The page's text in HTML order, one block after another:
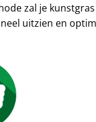
zal je
uitzien en